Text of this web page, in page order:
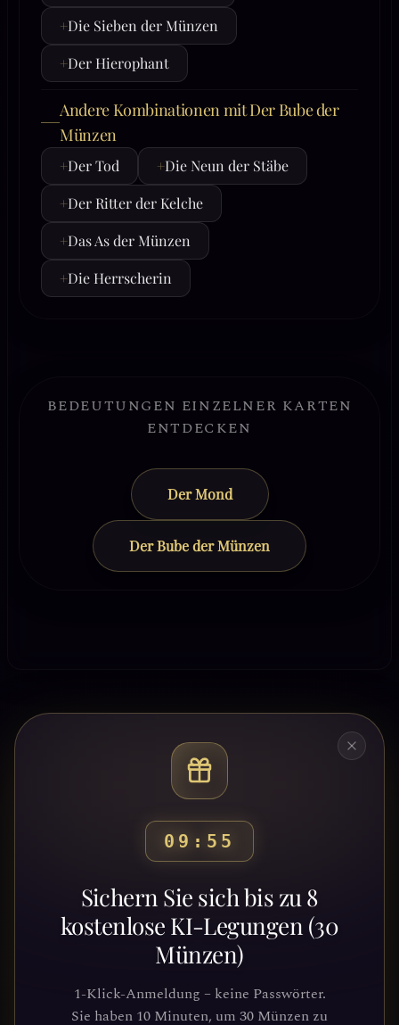
+Die Sieben der Münzen
+Der Hierophant
Andere Kombinationen mit Der Bube der
Münzen
+Der Tod +Die Neun der Stäbe
+Der Ritter der Kelche
+Das As der Münzen
+Die Herrscherin
BEDEUTUNGEN EINZELNER KARTEN
ENTDECKEN
Der Mond
Der Bube der Münzen
09:53
Sichern Sie sich bis zu 8
kostenlose KI-Legungen (30
Münzen)
1-Klick-Anmeldung – keine Passwörter.
Sie haben 10 Minuten, um 30 Münzen zu
Bereit, deinen Weg zu
entdecken?
Schließe dich Tausenden von
Suchenden an, die Klarheit und
Führung durch unsere Plattform